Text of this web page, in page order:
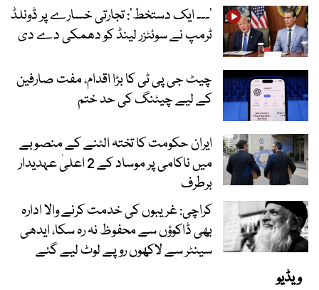
’۔۔۔ ایک دستخط‘: تجارتی خسارے پر ڈونلڈ
ٹرمپ نے سوئٹزر لینڈ کو دھمکی دے دی
چیٹ جی پی ٹی کا بڑا اقدام، مفت صارفین
کے لیے چیٹنگ کی حد ختم
ایران حکومت کا تختہ الٹنے کے منصوبے
میں ناکامی پر موساد کے 2 اعلیٰ عہدیدار
برطرف
کراچی: غریبوں کی خدمت کرنے والا ادارہ
بھی ڈاکوؤں سے محفوظ نہ رہ سکا، ایدھی
سینٹر سے لاکھوں روپے لوٹ لیے گئے
ویڈیو